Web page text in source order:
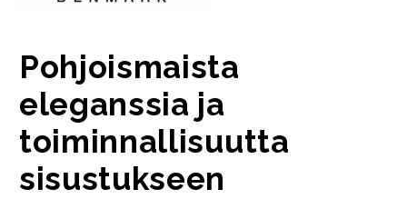
Pohjoismaista
eleganssia ja
toiminnallisuutta
sisustukseen